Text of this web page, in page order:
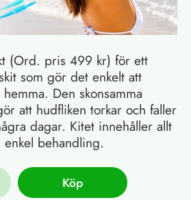
(Ord. pris 499 kr) för ett
som gör det enkelt att
Den skonsamma
att hudfliken torkar och faller
dagar. Kitet innehåller allt
behandling.
Köp